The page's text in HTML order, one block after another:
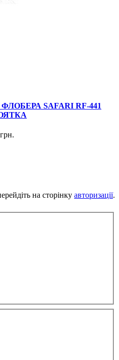
SAFARI RF-441
на сторінку авторизації.